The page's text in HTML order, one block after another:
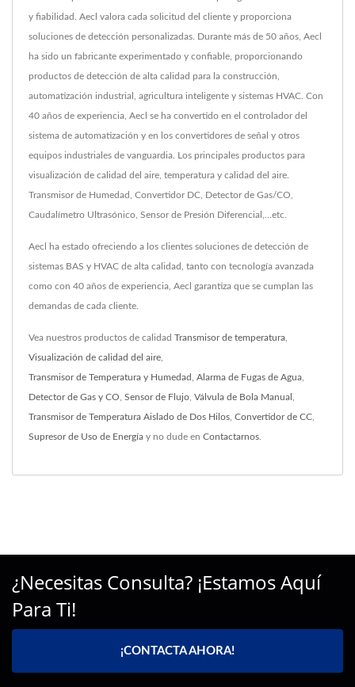
y fiabilidad. Aecl valora cada solicitud del cliente y proporciona
soluciones de detección personalizadas. Durante más de 50 años, Aecl
ha sido un fabricante experimentado y confiable, proporcionando
productos de detección de alta calidad para la construcción,
automatización industrial, agricultura inteligente y sistemas HVAC. Con
40 años de experiencia, Aecl se ha convertido en el controlador del
sistema de automatización y en los convertidores de señal y otros
equipos industriales de vanguardia. Los principales productos para
visualización de calidad del aire, temperatura y calidad del aire.
Transmisor de Humedad, Convertidor DC, Detector de Gas/CO,
Caudalímetro Ultrasónico, Sensor de Presión Diferencial,…etc.
Aecl ha estado ofreciendo a los clientes soluciones de detección de
sistemas BAS y HVAC de alta calidad, tanto con tecnología avanzada
como con 40 años de experiencia, Aecl garantiza que se cumplan las
demandas de cada cliente.
Vea nuestros productos de calidad Transmisor de temperatura
Visualización de calidad del aire
Transmisor de Temperatura y Humedad Alarma de Fugas de Agua
Detector de Gas y CO Sensor de Flujo Válvula de Bola Manual
Transmisor de Temperatura Aislado de Dos Hilos Convertidor de CC
Supresor de Uso de Energía y no dude en Contactarnos
¿Necesitas Consulta? ¡Estamos Aquí
Para Ti!
¡CONTACTA AHORA!